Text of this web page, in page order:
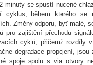
minuty se spustí nucené
cyklus, během kterého
Změny odporu, byť malé,
pro zajištění přechodu
cyklů, přičemž rozdíly v
degradace propojení,
spoje spolu s via otvory